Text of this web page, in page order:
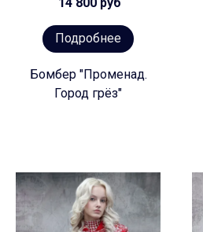
Подробнее
Бомбер "Променад.
Город грёз"